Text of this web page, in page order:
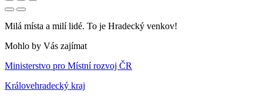
Milá místa a milí lidé. To je Hradecký venkov!
Mohlo by Vás zajímat
Ministerstvo pro Místní rozvoj ČR
Královehradecký kraj